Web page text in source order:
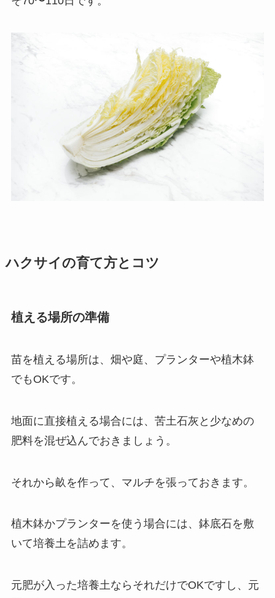
ハクサイの育て方とコツ
植える場所の準備
苗を植える場所は、畑や庭、プランターや植木鉢
でもOKです。
地面に直接植える場合には、苦土石灰と少なめの
肥料を混ぜ込んでおきましょう。
それから畝を作って、マルチを張っておきます。
植木鉢かプランターを使う場合には、鉢底石を敷
いて培養土を詰めます。
元肥が入った培養土ならそれだけでOKですし、元